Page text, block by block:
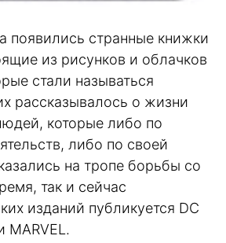
появились странные книжки
из рисунков и облачков
стали называться
рассказывалось о жизни
которые либо по
либо по своей
на тропе борьбы со
так и сейчас
изданий публикуется DC
MARVEL.